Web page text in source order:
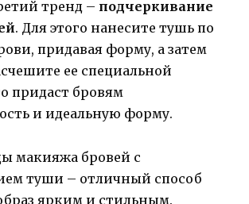
тренд – подчеркивание
. Для этого нанесите тушь по
придавая форму, а затем
ее специальной
придаст бровям
и идеальную форму.
макияжа бровей с
туши – отличный способ
ярким и стильным.